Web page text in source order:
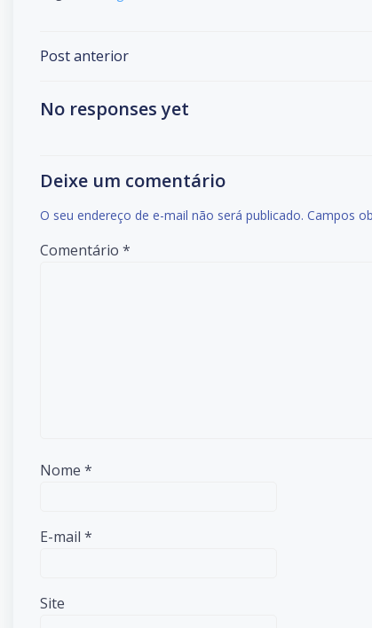
Post
navigation
Post anterior
No responses yet
Deixe um comentário
O seu endereço de e-mail não será publicado. Campos
Comentário *
Nome *
E-mail *
Site